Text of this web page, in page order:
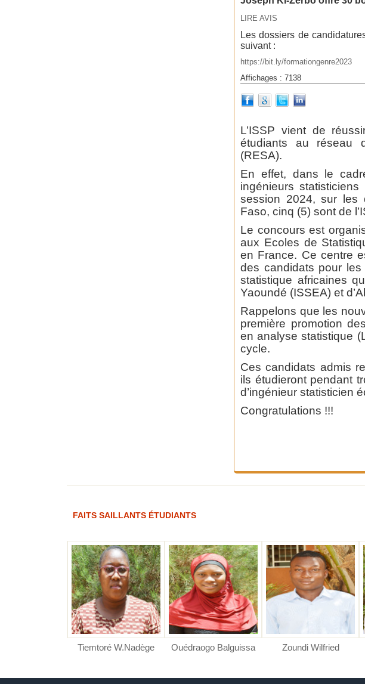
LIRE AVIS
Les dossiers de
suivant :
https://bit.ly/formationgenre2023
Affichages : 7138
L’ISSP vient de
étudiants au réseau
(RESA).
En effet, dans le
ingénieurs
session 2024, sur les
Faso, cinq (5) sont de
Le concours est
aux Ecoles de
en France. Ce centre
des candidats pour
statistique africaines
Yaoundé (ISSEA) et
Rappelons que les
première promotion
en analyse statistique
cycle.
Ces candidats admis
ils étudieront pendant
d’ingénieur statisticien
Congratulations !!!
FAITS SAILLANTS ÉTUDIANTS
Tiemtoré W.Nadège Ouédraogo Balguissa Zoundi Wilfried